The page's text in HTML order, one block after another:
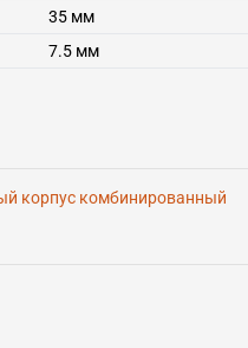
35 мм
7.5 мм
корпус комбинированный